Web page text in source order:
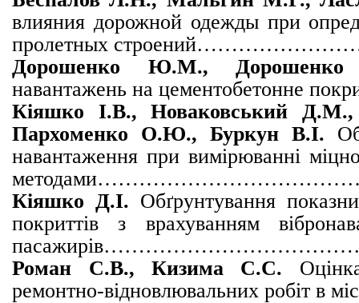
влияния дорожной одежды при
пролетных
Дорошенко Ю.М.,
навантажень на
Кіяшко І.В., Новаковський
Пархоменко О.Ю., Буркун В.І.
навантаження при вимірюванні
Кіяшко Д.І. Обґрунтування
покриттів з врахуванням
Роман С.В., Кизима С.С.
ремонтно-відновлювальних